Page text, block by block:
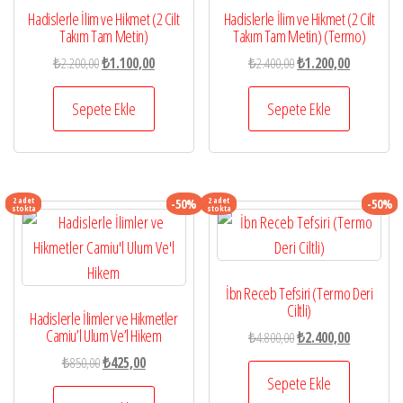
Hadislerle İlim ve Hikmet (2 Cilt
Takım Tam Metin)
₺2.200,00Orijinal
fiyat:
₺2.200,00.
₺1.100,00Şu
andaki
₺1.100,00.
Sepete Ekle
Hadislerle İlim ve Hikmet (2 Cilt
Takım Tam Metin) (Termo)
₺2.400,00Orijinal
fiyat:
₺2.400,00.
₺1.200,00Şu
andaki
₺1.200,00.
Sepete Ekle
2 adet
stokta -50%
Hadislerle İlimler ve Hikmetler
Camiu’l Ulum Ve’l Hikem
₺850,00Orijinal
fiyat:
₺425,00Şu
andaki
2 adet
stokta -50%
İbn Receb Tefsiri (Termo Deri
Ciltli)
₺4.800,00Orijinal
fiyat:
₺4.800,00.
₺2.400,00Şu
andaki
Sepete Ekle